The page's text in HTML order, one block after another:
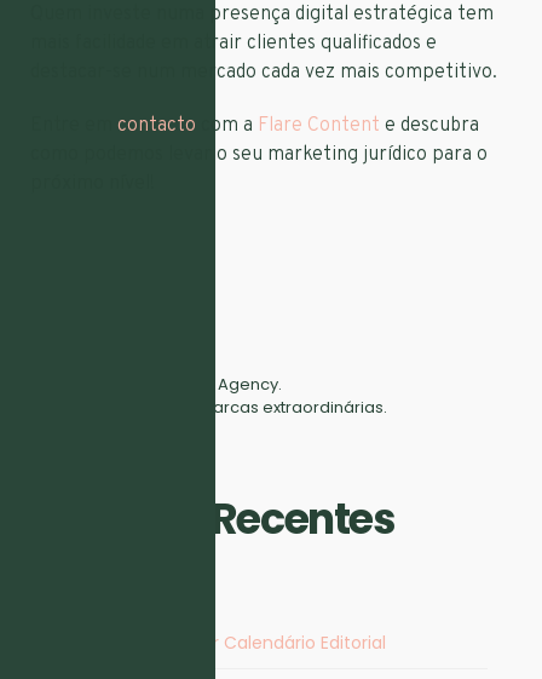
Quem investe numa presença digital estratégica tem
mais facilidade em atrair clientes qualificados e
destacar-se num mercado cada vez mais competitivo.
contacto com a Flare Content e descubra
como podemos levar o seu marketing jurídico para o
Full Digital Marketing Agency.
Fazemos crescer marcas extraordinárias.
Artigos Recentes
Vantagens de Criar Calendário Editorial